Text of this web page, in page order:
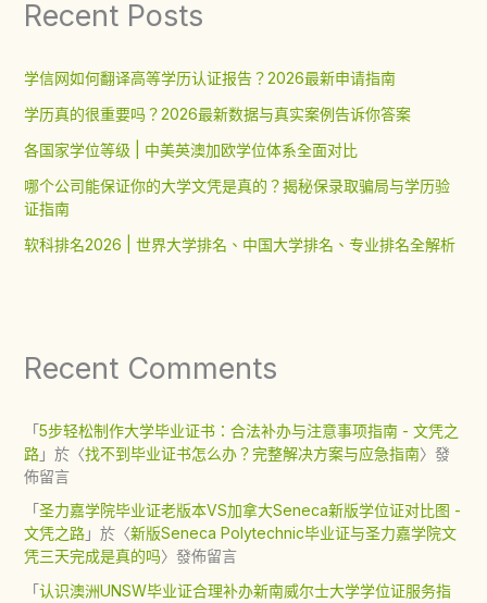
Recent Posts
学信网如何翻译高等学历认证报告？2026最新申请指南
学历真的很重要吗？2026最新数据与真实案例告诉你答案
各国家学位等级 | 中美英澳加欧学位体系全面对比
哪个公司能保证你的大学文凭是真的？揭秘保录取骗局与学历验
证指南
软科排名2026 | 世界大学排名、中国大学排名、专业排名全解析
Recent Comments
「5步轻松制作大学毕业证书：合法补办与注意事项指南 - 文凭之
路」於〈找不到毕业证书怎么办？完整解决方案与应急指南〉發
佈留言
「圣力嘉学院毕业证老版本VS加拿大Seneca新版学位证对比图 -
文凭之路」於〈新版Seneca Polytechnic毕业证与圣力嘉学院文
凭三天完成是真的吗〉發佈留言
「认识澳洲UNSW毕业证合理补办新南威尔士大学学位证服务指